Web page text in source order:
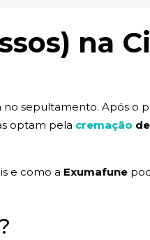
na
sepultamento. Após o
optam pela cremação
e como a Exumafune